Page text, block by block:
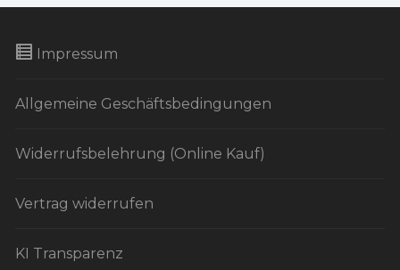
Impressum
Allgemeine Geschäftsbedingungen
Widerrufsbelehrung (Online Kauf)
Vertrag widerrufen
KI Transparenz